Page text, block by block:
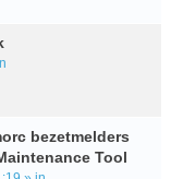
bezetmelders
Tool